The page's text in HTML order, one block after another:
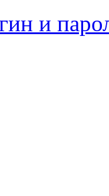
и